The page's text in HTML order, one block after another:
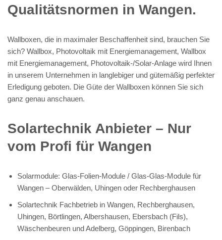
Qualitätsnormen in Wangen.
Wallboxen, die in maximaler Beschaffenheit sind, brauchen Sie
sich? Wallbox, Photovoltaik mit Energiemanagement, Wallbox
mit Energiemanagement, Photovoltaik-/Solar-Anlage wird Ihnen
in unserem Unternehmen in langlebiger und gütemäßig perfekter
Erledigung geboten. Die Güte der Wallboxen können Sie sich
ganz genau anschauen.
Solartechnik Anbieter – Nur
vom Profi für Wangen
Solarmodule: Glas-Folien-Module / Glas-Glas-Module für
Wangen – Oberwälden, Uhingen oder Rechberghausen
Solartechnik Fachbetrieb in Wangen, Rechberghausen,
Uhingen, Börtlingen, Albershausen, Ebersbach (Fils),
Wäschenbeuren und Adelberg, Göppingen, Birenbach